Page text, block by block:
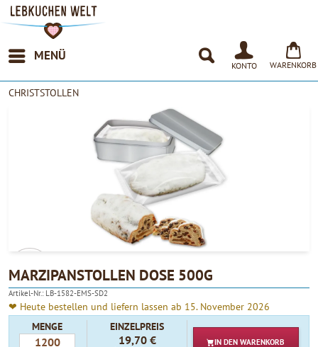
MENÜ
KONTO WARENKORB
CHRISTSTOLLEN
4.90
MARZIPANSTOLLEN DOSE 500G
Artikel-Nr.: LB-1582-EMS-SD2
❤ Heute bestellen und liefern lassen ab 15. November 2026
MENGE
EINZELPREIS
19,70 € IN DEN WARENKORB